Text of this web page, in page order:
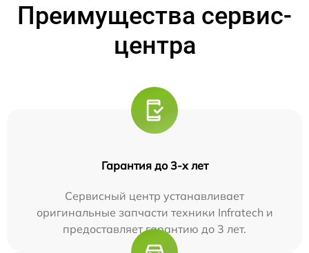
Преимущества сервис-
центра
Гарантия до 3-х лет
Сервисный центр устанавливает
оригинальные запчасти техники Infratech и
предоставляет гарантию до 3 лет.